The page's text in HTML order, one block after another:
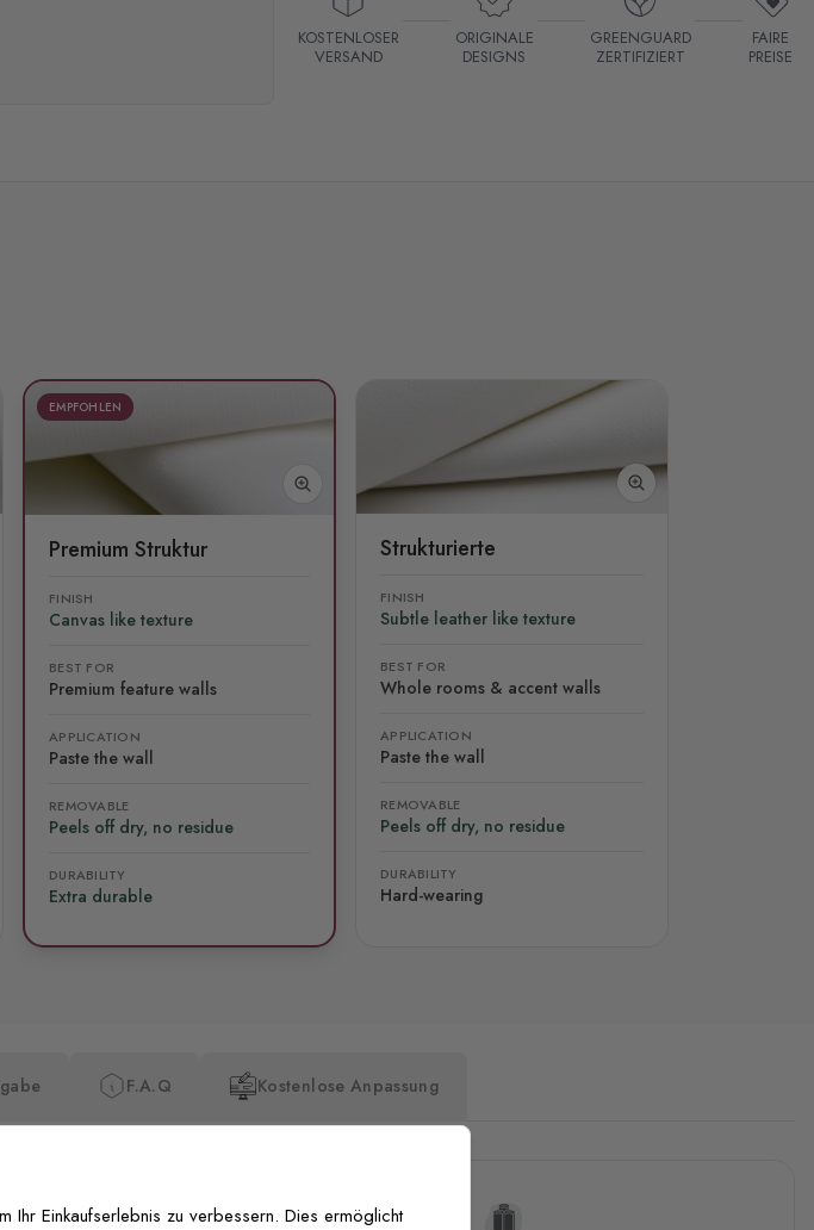
KOSTENLOSER
VERSAND
ORIGINALE
DESIGNS
GREENGUARD
ZERTIFIZIERT
FAIRE
PREISE
EMPFOHLEN
Premium Struktur
FINISH
Canvas like texture
BEST FOR
Premium feature walls
APPLICATION
Paste the wall
REMOVABLE
Peels off dry, no residue
DURABILITY
Extra durable
Strukturierte
FINISH
Subtle leather like texture
BEST FOR
Whole rooms & accent walls
APPLICATION
Paste the wall
REMOVABLE
Peels off dry, no residue
DURABILITY
Hard-wearing
F.A.Q Kostenlose Anpassung
Ihr Einkaufserlebnis zu verbessern. Dies ermöglicht